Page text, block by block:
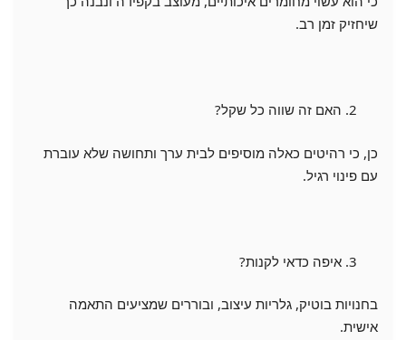
שיחזיק זמן רב.
האם זה שווה כל שקל?
כן, כי רהיטים כאלה מוסיפים לבית ערך ותחושה שלא עוברת
עם פינוי רגיל.
איפה כדאי לקנות?
בחנויות בוטיק, גלריות עיצוב, ובוררים שמציעים התאמה
אישית.